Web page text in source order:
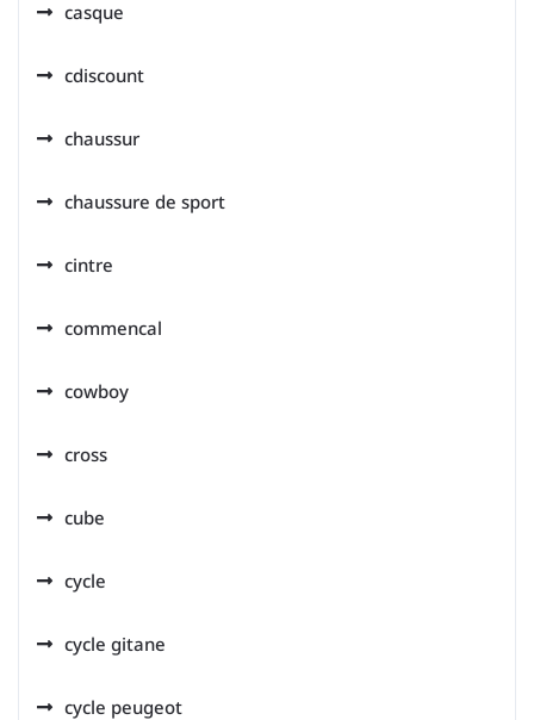
casque
cdiscount
chaussur
chaussure de sport
cintre
commencal
cowboy
cross
cube
cycle
cycle gitane
cycle peugeot